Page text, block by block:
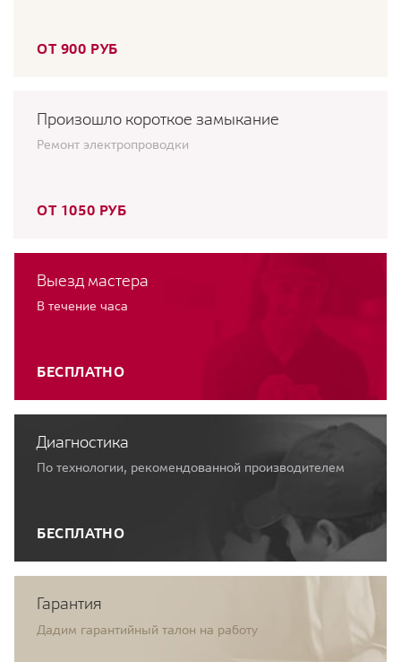
ОТ 900 РУБ
Произошло короткое замыкание
Ремонт электропроводки
ОТ 1050 РУБ
Выезд мастера
В течение часа
БЕСПЛАТНО
Диагностика
По технологии, рекомендованной производителем
БЕСПЛАТНО
Гарантия
Дадим гарантийный талон на работу